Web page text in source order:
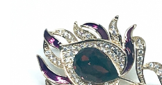
Bijuterii Mirese
Selectii
Reduceri